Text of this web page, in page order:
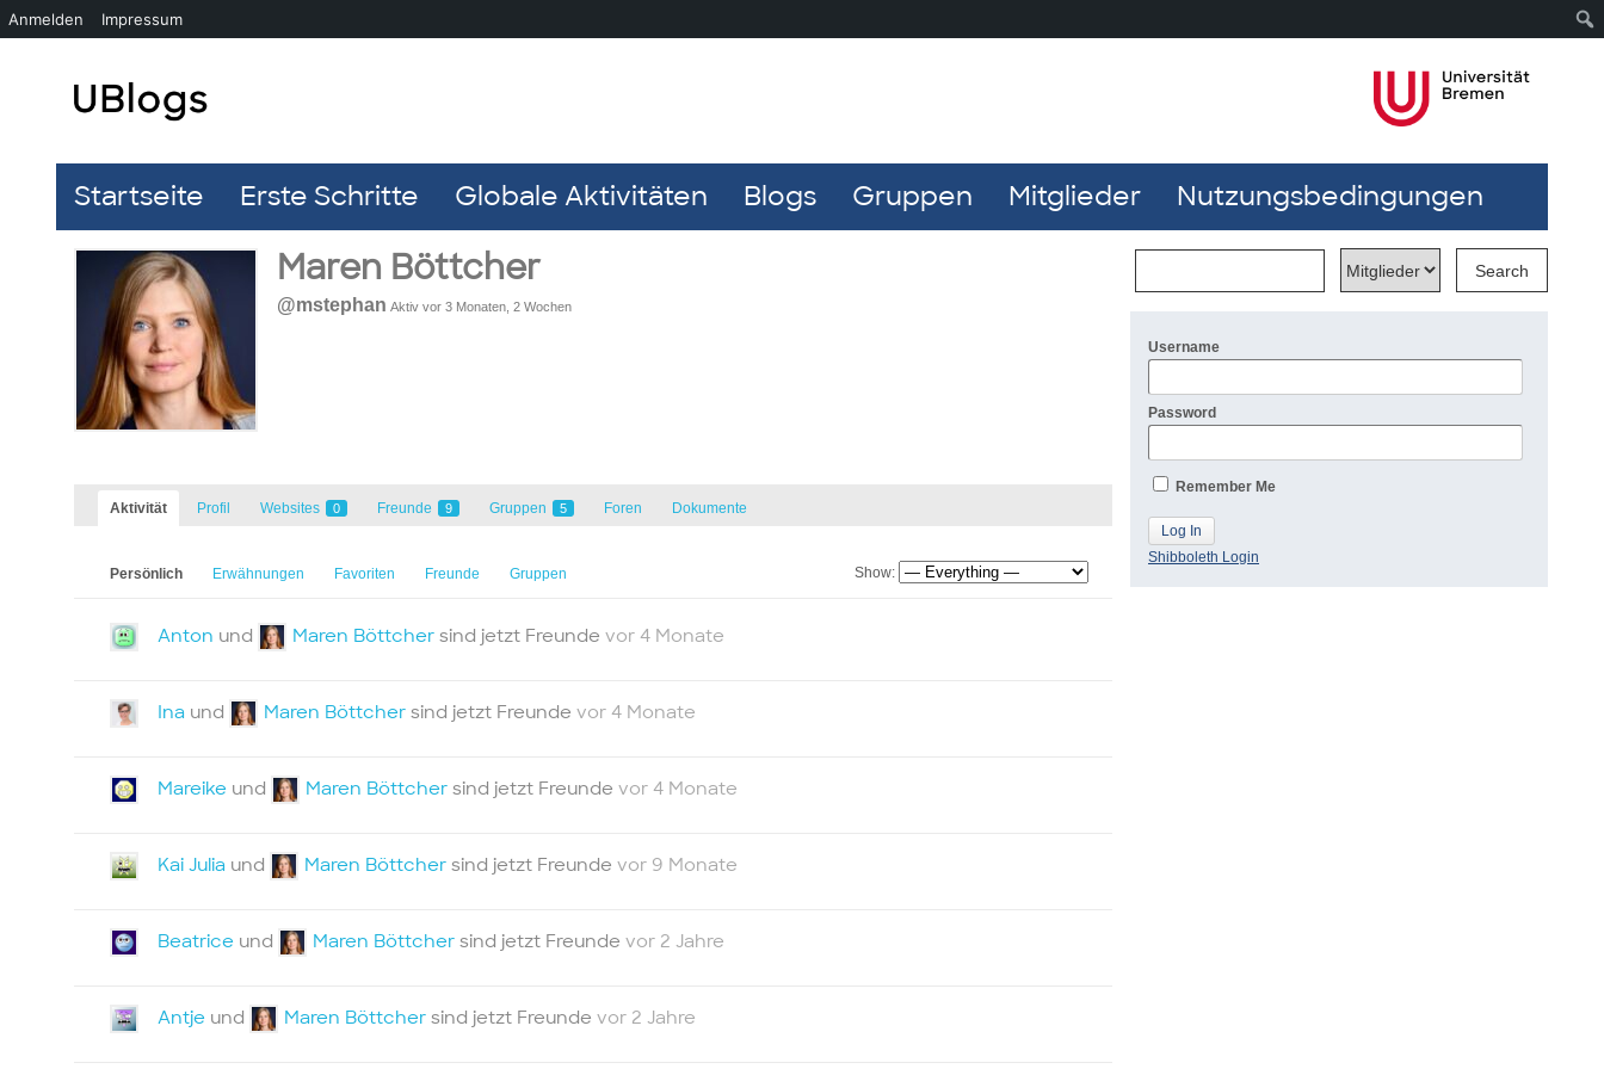
Startseite Erste Schritte Globale Aktivitäten Blogs Gruppen Mitglieder Nutzungsbedingungen
Maren Böttcher
@mstephan Aktiv vor 3 Monaten, 2 Wochen
Aktivität Profil Websites 0 Freunde 9 Gruppen 5 Foren Dokumente
Persönlich Erwähnungen Favoriten Freunde Gruppen Show:
Anton und Maren Böttcher sind jetzt Freunde vor 4 Monate
Ina und Maren Böttcher sind jetzt Freunde vor 4 Monate
Mareike und Maren Böttcher sind jetzt Freunde vor 4 Monate
Kai Julia und Maren Böttcher sind jetzt Freunde vor 9 Monate
Beatrice und Maren Böttcher sind jetzt Freunde vor 2 Jahre
Antje und Maren Böttcher sind jetzt Freunde vor 2 Jahre
Username
Password
Remember Me
Shibboleth Login
Anmelden Impressum